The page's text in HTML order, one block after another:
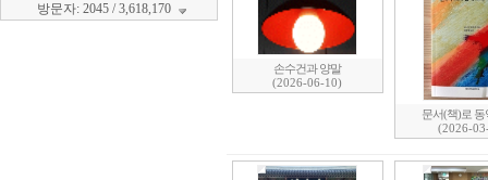
방문자: 2045 / 3,618,170
손수건과 양말
(2026-06-10)
문서(책)로 동
(2026-